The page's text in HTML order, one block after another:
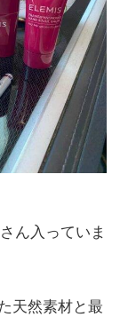
ん入っていま
天然素材と最